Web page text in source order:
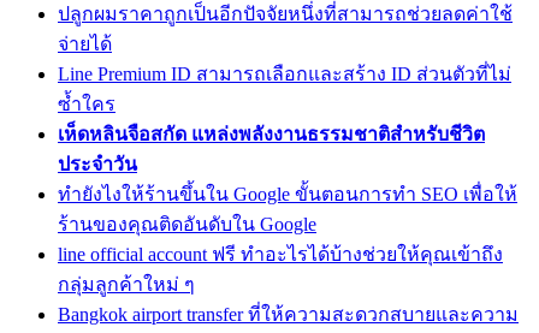
ปลูกผมราคาถูกเป็นอีกปัจจัยหนึ่งที่สามารถช่วยลดค่าใช้
จ่ายได้
Line Premium ID สามารถเลือกและสร้าง ID ส่วนตัวที่ไม่
ซ้ำใคร
เห็ดหลินจือสกัด แหล่งพลังงานธรรมชาติสำหรับชีวิต
ประจำวัน
ทํายังไงให้ร้านขึ้นใน Google ขั้นตอนการทำ SEO เพื่อให้
ร้านของคุณติดอันดับใน Google
line official account ฟรี ทำอะไรได้บ้างช่วยให้คุณเข้าถึง
กลุ่มลูกค้าใหม่ ๆ
Bangkok airport transfer ที่ให้ความสะดวกสบายและความ